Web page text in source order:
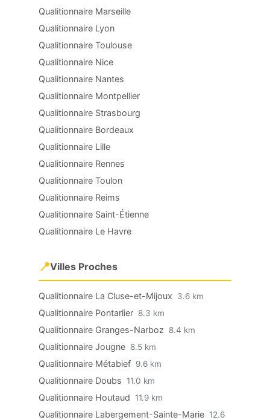
Qualitionnaire Marseille
Qualitionnaire Lyon
Qualitionnaire Toulouse
Qualitionnaire Nice
Qualitionnaire Nantes
Qualitionnaire Montpellier
Qualitionnaire Strasbourg
Qualitionnaire Bordeaux
Qualitionnaire Lille
Qualitionnaire Rennes
Qualitionnaire Toulon
Qualitionnaire Reims
Qualitionnaire Saint-Étienne
Qualitionnaire Le Havre
📍Villes Proches
Qualitionnaire La Cluse-et-Mijoux 3.6 km
Qualitionnaire Pontarlier 8.3 km
Qualitionnaire Granges-Narboz 8.4 km
Qualitionnaire Jougne 8.5 km
Qualitionnaire Métabief 9.6 km
Qualitionnaire Doubs 11.0 km
Qualitionnaire Houtaud 11.9 km
Qualitionnaire Labergement-Sainte-Marie 12.6